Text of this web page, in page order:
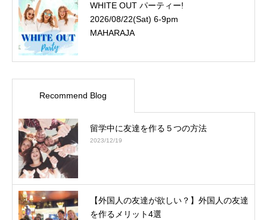
WHITE OUT パーティー!
2026/08/22(Sat) 6-9pm
MAHARAJA
Recommend Blog
留学中に友達を作る５つの方法
2023/12/19
【外国人の友達が欲しい？】外国人の友達
を作るメリット4選